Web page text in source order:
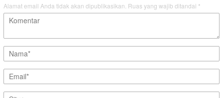
Alamat email Anda tidak akan dipublikasikan. Ruas yang wajib ditandai *